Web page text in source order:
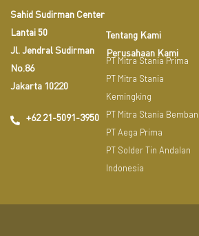
Sahid Sudirman Center
Lantai 50
Jl. Jendral Sudirman
No.86
Jakarta 10220
+62 21-5091-3950
Tentang Kami
Perusahaan Kami
PT Mitra Stania Prima
PT Mitra Stania
Kemingking
PT Mitra Stania Bemban
PT Aega Prima
PT Solder Tin Andalan
Indonesia